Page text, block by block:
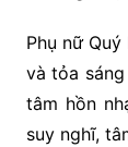
Phụ nữ
và tỏa
tâm hồn
suy nghĩ,